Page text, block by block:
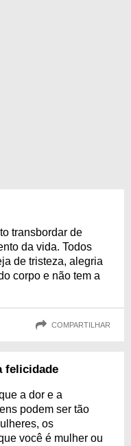
transbordar de
da vida. Todos
de tristeza, alegria
corpo e não tem a
COMPARTILHAR
felicidade
a dor e a
podem ser tão
os
você é mulher ou